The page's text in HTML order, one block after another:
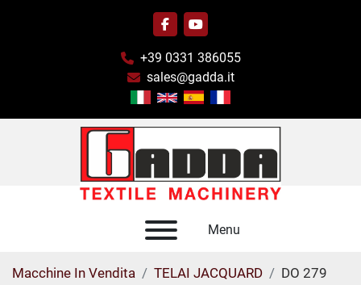
facebookyoutube
+39 0331 386055
sales@gadda.it
Menu
Macchine In Vendita TELAI JACQUARD DO 279